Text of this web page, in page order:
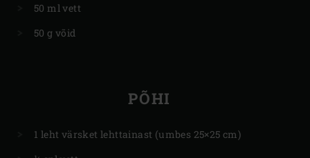
50 ml vett
50 g võid
PÕHI
1 leht värsket lehttainast (umbes 25×25 cm)